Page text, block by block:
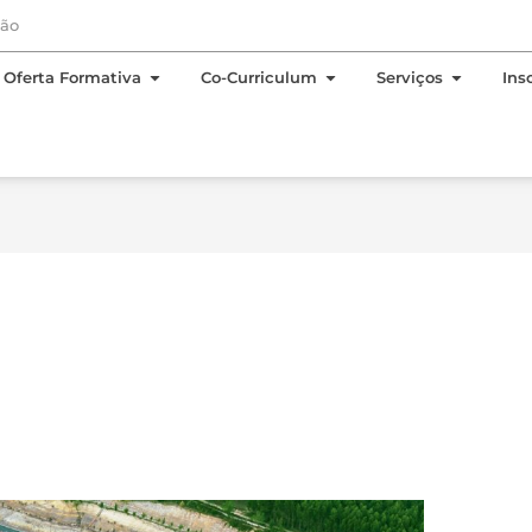
EN
Sobre Nós
Oferta Formativa Open Oferta Formativa
Co-Curriculum Open Co-Curriculum
Serviços Open